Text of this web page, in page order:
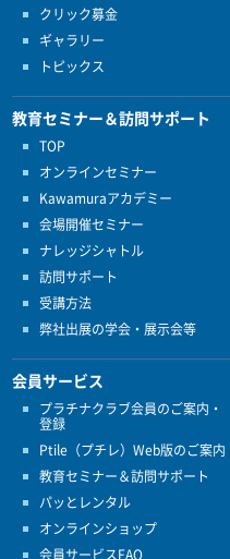
クリック募金
ギャラリー
トピックス
教育セミナー＆訪問サポート
TOP
オンラインセミナー
Kawamuraアカデミー
会場開催セミナー
ナレッジシャトル
訪問サポート
受講方法
弊社出展の学会・展示会等
会員サービス
プラチナクラブ会員のご案内・
登録
Ptile（プチレ）Web版のご案内
教育セミナー＆訪問サポート
パッとレンタル
オンラインショップ